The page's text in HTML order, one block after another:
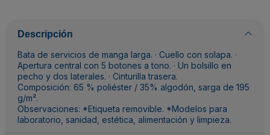
Descripción
Bata de servicios de manga larga. · Cuello con solapa. ·
Apertura central con 5 botones a tono. · Un bolsillo en
pecho y dos laterales. · Cinturilla trasera.
Composición: 65 % poliéster / 35% algodón, sarga de 195
g/m².
Observaciones: *Etiqueta removible. *Modelos para
laboratorio, sanidad, estética, alimentación y limpieza.